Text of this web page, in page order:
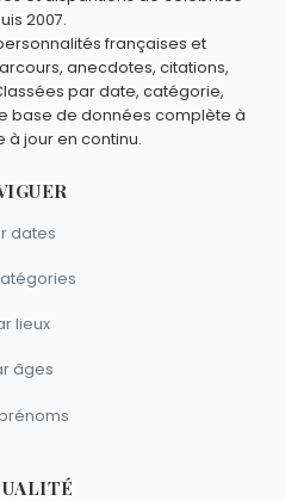
,Eddie Constantine
Gaynessont nés en 1917.
comme Marsha Hunt ?
Duncan,Harrison Ford,
nés àChicago .
du signe Balance comme
Ortega,Tanya Roberts
2007.
françaises et
anecdotes, citations,
par date, catégorie,
base de données complète à
à jour en continu.
dates
lieux
âges